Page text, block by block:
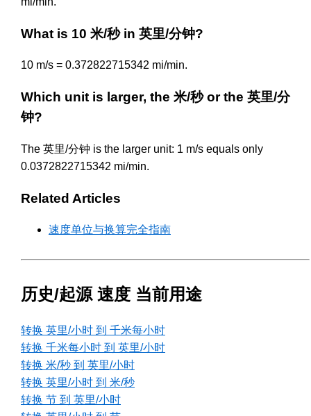
What is 10 米/秒 in 英里/分钟?
10 m/s = 0.372822715342 mi/min.
Which unit is larger, the 米/秒 or the 英里/分
钟?
The 英里/分钟 is the larger unit: 1 m/s equals only
0.0372822715342 mi/min.
Related Articles
速度单位与换算完全指南
历史/起源 速度 当前用途
转换 英里/小时 到 千米每小时
转换 千米每小时 到 英里/小时
转换 米/秒 到 英里/小时
转换 英里/小时 到 米/秒
转换 节 到 英里/小时